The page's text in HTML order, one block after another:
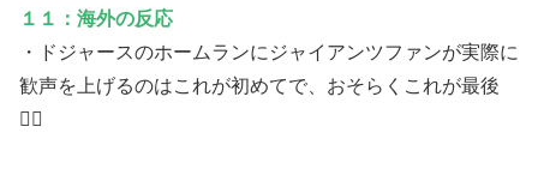
１１：海外の反応
・ドジャースのホームランにジャイアンツファンが実際に
歓声を上げるのはこれが初めてで、おそらくこれが最後
🤷‍♀️